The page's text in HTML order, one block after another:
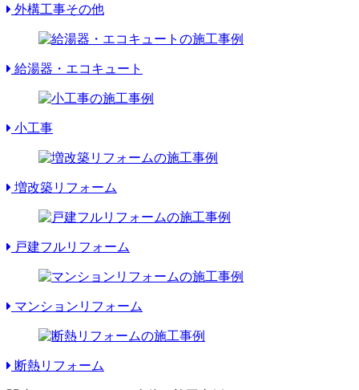
外構工事その他
給湯器・エコキュート
小工事
増改築リフォーム
戸建フルリフォーム
マンションリフォーム
断熱リフォーム